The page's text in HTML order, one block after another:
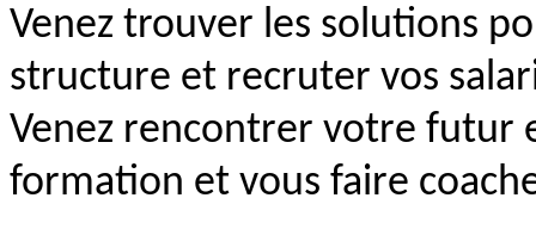
Venez trouver les solutions
structure et recruter vos
Venez rencontrer votre
formation et vous faire